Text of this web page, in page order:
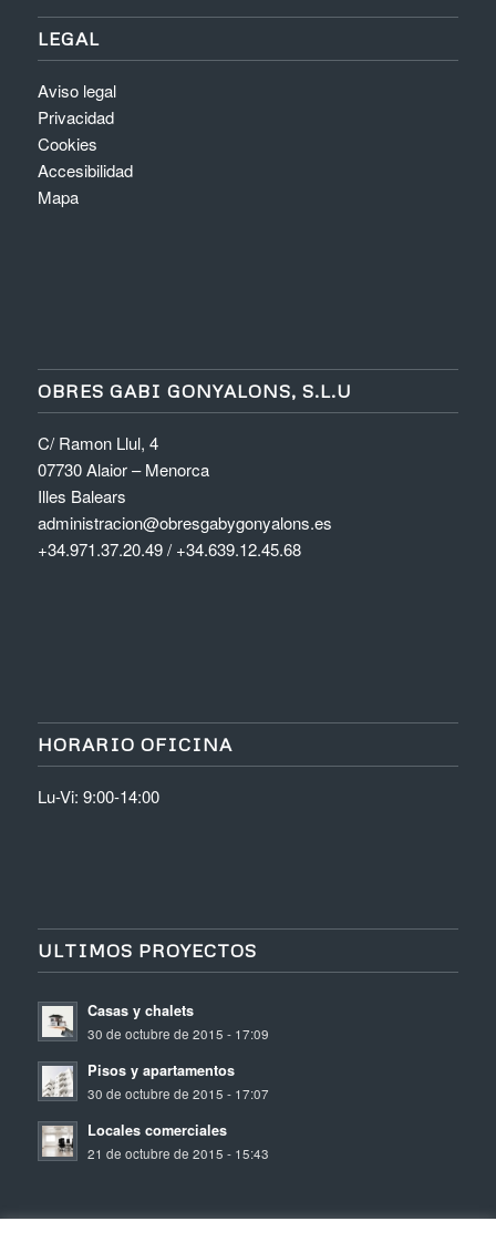
LEGAL
Aviso legal
Privacidad
Cookies
Accesibilidad
Mapa
OBRES GABI GONYALONS, S.L.U
C/ Ramon Llul, 4
07730 Alaior – Menorca
Illes Balears
administracion@obresgabygonyalons.es
+34.971.37.20.49 / +34.639.12.45.68
HORARIO OFICINA
Lu-Vi: 9:00-14:00
ULTIMOS PROYECTOS
Casas y chalets
30 de octubre de 2015 - 17:09
Pisos y apartamentos
30 de octubre de 2015 - 17:07
Locales comerciales
21 de octubre de 2015 - 15:43